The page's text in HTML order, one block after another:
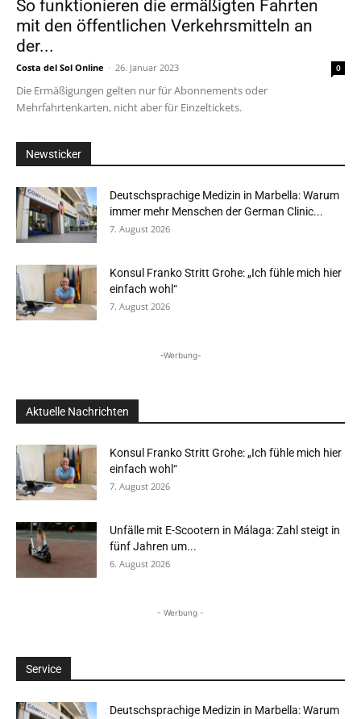
So funktionieren die ermäßigten Fahrten
mit den öffentlichen Verkehrsmitteln an
der...
Costa del Sol Online - 26. Januar 2023 0
Die Ermäßigungen gelten nur für Abonnements oder
Mehrfahrtenkarten, nicht aber für Einzeltickets.
Newsticker
Deutschsprachige Medizin in Marbella: Warum
immer mehr Menschen der German Clinic...
7. August 2026
Konsul Franko Stritt Grohe: „Ich fühle mich hier
einfach wohl“
7. August 2026
-Werbung-
Aktuelle Nachrichten
Konsul Franko Stritt Grohe: „Ich fühle mich hier
einfach wohl“
7. August 2026
Unfälle mit E-Scootern in Málaga: Zahl steigt in
fünf Jahren um...
6. August 2026
- Werbung -
Service
Deutschsprachige Medizin in Marbella: Warum